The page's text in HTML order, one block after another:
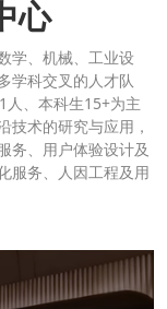
心
学、机械、工业设
学科交叉的人才队
人、本科生15+为主
技术的研究与应用，
务、用户体验设计及
服务、人因工程及用